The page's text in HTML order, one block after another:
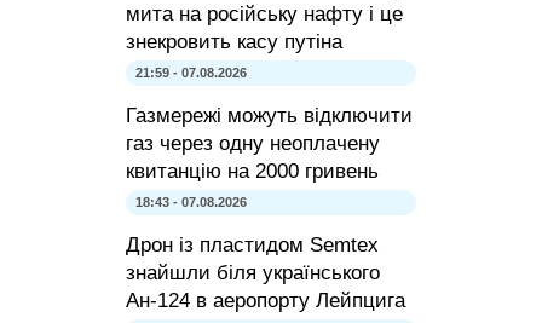
мита на російську нафту і це
знекровить касу путіна
21:59 - 07.08.2026
Газмережі можуть відключити
газ через одну неоплачену
квитанцію на 2000 гривень
18:43 - 07.08.2026
Дрон із пластидом Semtex
знайшли біля українського
Ан-124 в аеропорту Лейпцига